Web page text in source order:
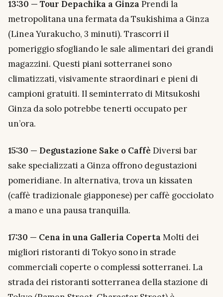
13:30 — Tour Depachika a Ginza Prendi la
metropolitana una fermata da Tsukishima a Ginza
(Linea Yurakucho, 3 minuti). Trascorri il
pomeriggio sfogliando le sale alimentari dei grandi
magazzini. Questi piani sotterranei sono
climatizzati, visivamente straordinari e pieni di
campioni gratuiti. Il seminterrato di Mitsukoshi
Ginza da solo potrebbe tenerti occupato per
un’ora.
15:30 — Degustazione Sake o Caffè Diversi bar
sake specializzati a Ginza offrono degustazioni
pomeridiane. In alternativa, trova un kissaten
(caffè tradizionale giapponese) per caffè gocciolato
a mano e una pausa tranquilla.
17:30 — Cena in una Galleria Coperta Molti dei
migliori ristoranti di Tokyo sono in strade
commerciali coperte o complessi sotterranei. La
strada dei ristoranti sotterranea della stazione di